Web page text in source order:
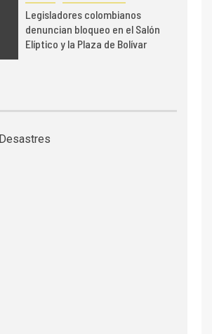
Legisladores colombianos
denuncian bloqueo en el Salón
Elíptico y la Plaza de Bolívar